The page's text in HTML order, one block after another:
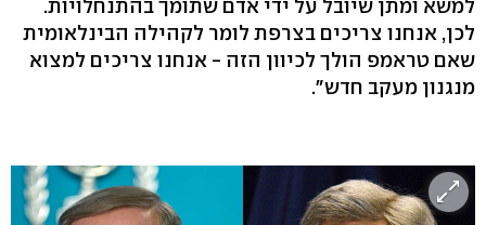
למשא ומתן שיובל על ידי אדם שתומך בהתנחלויות.
לכן, אנחנו צריכים בצרפת לומר לקהילה הבינלאומית
שאם טראמפ הולך לכיוון הזה - אנחנו צריכים למצוא
מנגנון מעקב חדש".